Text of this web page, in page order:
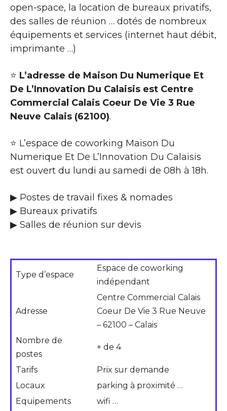
open-space, la location de bureaux privatifs,
des salles de réunion … dotés de nombreux
équipements et services (internet haut débit,
imprimante …)
⭐ L’adresse de Maison Du Numerique Et
De L’Innovation Du Calaisis est Centre
Commercial Calais Coeur De Vie 3 Rue
Neuve Calais (62100).
⭐ L’espace de coworking Maison Du
Numerique Et De L’Innovation Du Calaisis
est ouvert du lundi au samedi de 08h à 18h.
▶ Postes de travail fixes & nomades
▶ Bureaux privatifs
▶ Salles de réunion sur devis
Type d’espace
Espace de coworking
indépendant
Adresse
Centre Commercial Calais
Coeur De Vie 3 Rue Neuve
– 62100 – Calais
Nombre de
postes
+ de 4
Tarifs
Prix sur demande
Locaux
parking à proximité …
Equipements
wifi …